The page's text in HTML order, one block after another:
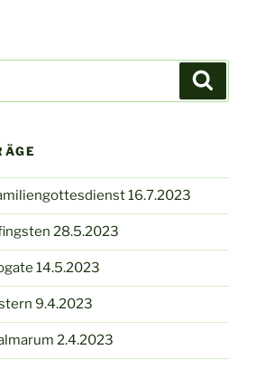
16.7.2023
28.5.2023
14.5.2023
9.4.2023
2.4.2023